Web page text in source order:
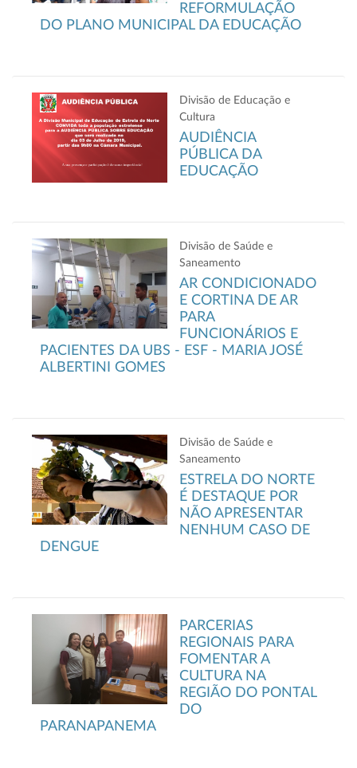
REFORMULAÇÃO
DO PLANO MUNICIPAL DA EDUCAÇÃO
Divisão de Educação e
Cultura
AUDIÊNCIA
PÚBLICA DA
EDUCAÇÃO
Divisão de Saúde e
Saneamento
AR CONDICIONADO
E CORTINA DE AR
PARA
FUNCIONÁRIOS E
PACIENTES DA UBS - ESF - MARIA JOSÉ
ALBERTINI GOMES
Divisão de Saúde e
Saneamento
ESTRELA DO NORTE
É DESTAQUE POR
NÃO APRESENTAR
NENHUM CASO DE
DENGUE
PARCERIAS
REGIONAIS PARA
FOMENTAR A
CULTURA NA
REGIÃO DO PONTAL
DO
PARANAPANEMA